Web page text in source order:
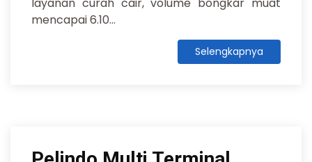
mencapai 6.10...
Selengkapnya